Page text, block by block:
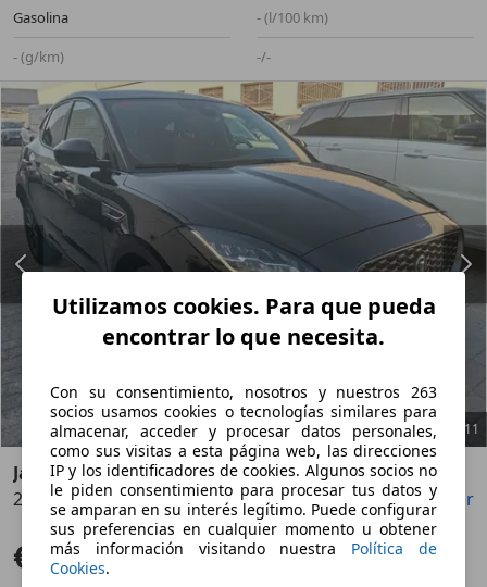
Gasolina
- (l/100 km)
- (g/km)
-/-
Anterior
11
Jaguar E-Pace
2.0D I4 R-Dynamic Base 163
Guardar Compartir
€ 16.900 Súper oferta
Utilizamos cookies. Para que pueda
encontrar lo que necesita.
Con su consentimiento, nosotros y nuestros 263
socios usamos cookies o tecnologías similares para
almacenar, acceder y procesar datos personales,
como sus visitas a esta página web, las direcciones
IP y los identificadores de cookies. Algunos socios no
le piden consentimiento para procesar tus datos y
se amparan en su interés legítimo. Puede configurar
sus preferencias en cualquier momento u obtener
más información visitando nuestra Política de
Cookies.